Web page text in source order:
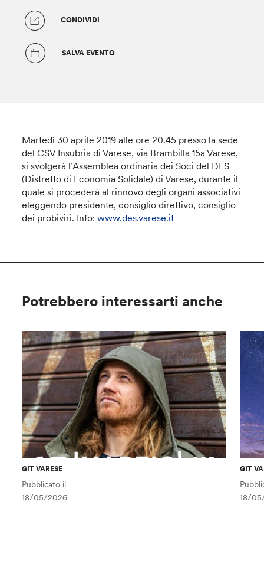
CONDIVIDI
SALVA EVENTO
Martedì 30 aprile 2019 alle ore 20.45 presso la sede
del CSV Insubria di Varese, via Brambilla 15a Varese,
si svolgerà l’Assemblea ordinaria dei Soci del DES
(Distretto di Economia Solidale) di Varese, durante il
quale si procederà al rinnovo degli organi associativi
eleggendo presidente, consiglio direttivo, consiglio
dei probiviri. Info:www.des.varese.it
Potrebbero interessarti anche
GIT VARESE
Pubblicato il
18/05/2026
GIT
18/